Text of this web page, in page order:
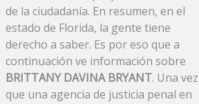
de la ciudadanía. En resumen, en el
estado de Florida, la gente tiene
derecho a saber. Es por eso que a
continuación ve información sobre
BRITTANY DAVINA BRYANT. Una vez
que una agencia de justicia penal en